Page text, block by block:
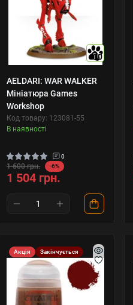
10
AELDARI: WAR WALKER
Мініатюра Games
Workshop
Код товару: 123081-55
В наявності
0
1 600 грн. -6%
1 504 грн.
Акція Закінчується